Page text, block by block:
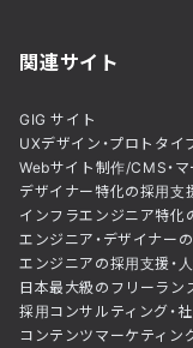
関連サイト
GIG サイト
UXデザイン・プロトタ
Webサイト制作/CMS・
デザイナー特化の採用
インフラエンジニア特
エンジニア・デザイナー
エンジニアの採用支援・
日本最大級のフリーラ
採用コンサルティング
コンテンツマーケティ